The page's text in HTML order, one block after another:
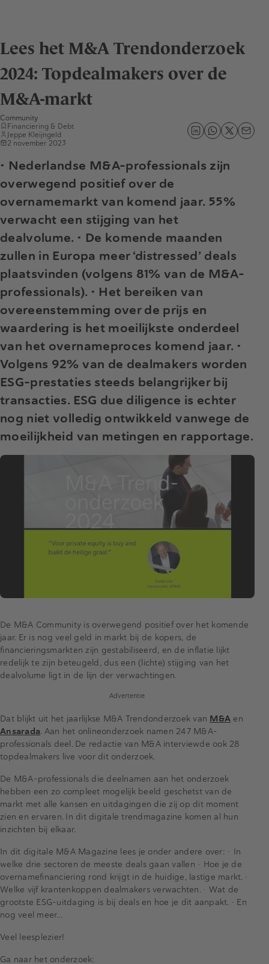
Lees het M&A Trendonderzoek
2024: Topdealmakers over de
M&A-markt
Community
Financiering & Debt
Jeppe Kleijngeld
2 november 2023
• Nederlandse M&A-professionals zijn
overwegend positief over de
overnamemarkt van komend jaar. 55%
verwacht een stijging van het
dealvolume. • De komende maanden
zullen in Europa meer ‘distressed’ deals
plaatsvinden (volgens 81% van de M&A-
professionals). • Het bereiken van
overeenstemming over de prijs en
waardering is het moeilijkste onderdeel
van het overnameproces komend jaar. •
Volgens 92% van de dealmakers worden
ESG-prestaties steeds belangrijker bij
transacties. ESG due diligence is echter
nog niet volledig ontwikkeld vanwege de
moeilijkheid van metingen en rapportage.
De M&A Community is overwegend positief over het komende
jaar. Er is nog veel geld in markt bij de kopers, de
financieringsmarkten zijn gestabiliseerd, en de inflatie lijkt
redelijk te zijn beteugeld, dus een (lichte) stijging van het
dealvolume ligt in de lijn der verwachtingen.
Advertentie
Dat blijkt uit het jaarlijkse M&A Trendonderzoek van M&A en
Ansarada. Aan het onlineonderzoek namen 247 M&A-
professionals deel. De redactie van M&A interviewde ook 28
topdealmakers live voor dit onderzoek.
De M&A-professionals die deelnamen aan het onderzoek
hebben een zo compleet mogelijk beeld geschetst van de
markt met alle kansen en uitdagingen die zij op dit moment
zien en ervaren. In dit digitale trendmagazine komen al hun
inzichten bij elkaar.
In dit digitale M&A Magazine lees je onder andere over: • In
welke drie sectoren de meeste deals gaan vallen • Hoe je de
overnamefinanciering rond krijgt in de huidige, lastige markt. •
Welke vijf krantenkoppen dealmakers verwachten. • Wat de
grootste ESG-uitdaging is bij deals en hoe je dit aanpakt. • En
nog veel meer…
Veel leesplezier!
Ga naar het onderzoek: